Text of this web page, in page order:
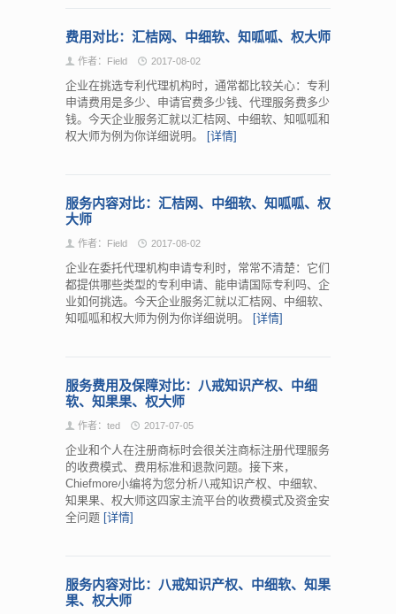
费用对比：汇桔网、中细软、知呱呱、权大师
作者：Field 2017-08-02
企业在挑选专利代理机构时，通常都比较关心：专利
申请费用是多少、申请官费多少钱、代理服务费多少
钱。今天企业服务汇就以汇桔网、中细软、知呱呱和
权大师为例为你详细说明。
[详情]
服务内容对比：汇桔网、中细软、知呱呱、权
大师
作者：Field 2017-08-02
企业在委托代理机构申请专利时，常常不清楚：它们
都提供哪些类型的专利申请、能申请国际专利吗、企
业如何挑选。今天企业服务汇就以汇桔网、中细软、
知呱呱和权大师为例为你详细说明。
[详情]
服务费用及保障对比：八戒知识产权、中细
软、知果果、权大师
作者：ted 2017-07-05
企业和个人在注册商标时会很关注商标注册代理服务
的收费模式、费用标准和退款问题。接下来，
Chiefmore小编将为您分析八戒知识产权、中细软、
知果果、权大师这四家主流平台的收费模式及资金安
全问题 [详情]
服务内容对比：八戒知识产权、中细软、知果
果、权大师